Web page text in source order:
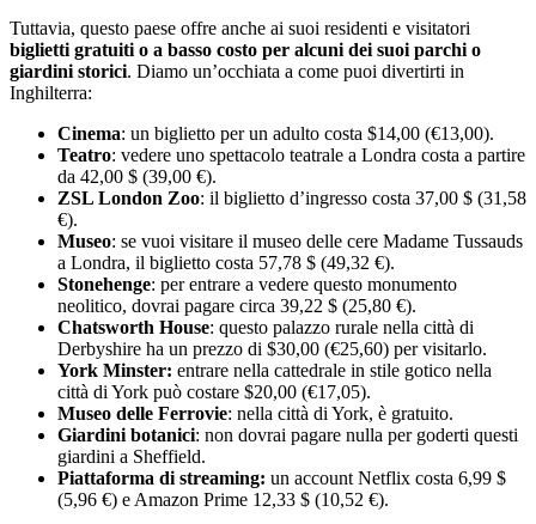
Tuttavia, questo paese offre anche ai suoi residenti e visitatori
biglietti gratuiti o a basso costo per alcuni dei suoi parchi o
giardini storici. Diamo un’occhiata a come puoi divertirti in
Inghilterra:
Cinema: un biglietto per un adulto costa $14,00 (€13,00).
Teatro: vedere uno spettacolo teatrale a Londra costa a partire
da 42,00 $ (39,00 €).
ZSL London Zoo: il biglietto d’ingresso costa 37,00 $ (31,58
€).
Museo: se vuoi visitare il museo delle cere Madame Tussauds
a Londra, il biglietto costa 57,78 $ (49,32 €).
Stonehenge: per entrare a vedere questo monumento
neolitico, dovrai pagare circa 39,22 $ (25,80 €).
Chatsworth House: questo palazzo rurale nella città di
Derbyshire ha un prezzo di $30,00 (€25,60) per visitarlo.
York Minster: entrare nella cattedrale in stile gotico nella
città di York può costare $20,00 (€17,05).
Museo delle Ferrovie: nella città di York, è gratuito.
Giardini botanici: non dovrai pagare nulla per goderti questi
giardini a Sheffield.
Piattaforma di streaming: un account Netflix costa 6,99 $
(5,96 €) e Amazon Prime 12,33 $ (10,52 €).